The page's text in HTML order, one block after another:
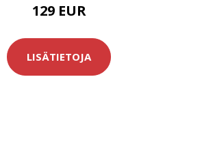
129 EUR
LISÄTIETOJA